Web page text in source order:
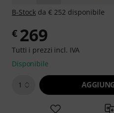
B-Stock da € 252 disponibile
€ 269
Tutti i prezzi incl. IVA
Disponibile
1